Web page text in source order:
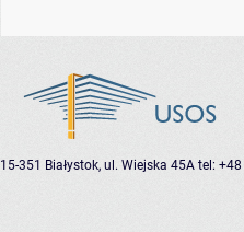
15-351 Białystok, ul. Wiejska 45A tel: